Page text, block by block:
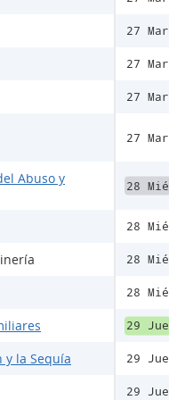
Abuso y
y la Sequía
27 Mar
27 Mar
27 Mar
27 Mar
28 Mié
28 Mié
28 Mié
28 Mié
29 Jue
29 Jue
29 Jue